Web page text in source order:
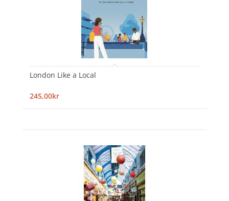
London Like a Local
245,00kr